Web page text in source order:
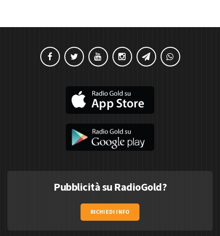
Pubblicità su RadioGold?
RICHIEDI INFO